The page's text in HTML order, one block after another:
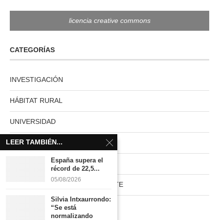
licencia creative commons
CATEGORÍAS
INVESTIGACIÓN
HÁBITAT RURAL
UNIVERSIDAD
MUNDO ACTUAL
PAISES NUVE
HABITAT RURAL AUTOSUFICIENTE
LEER TAMBIÉN...
España supera el
récord de 22,5...
05/08/2026
Silvia Intxaurrondo:
“Se está
normalizando